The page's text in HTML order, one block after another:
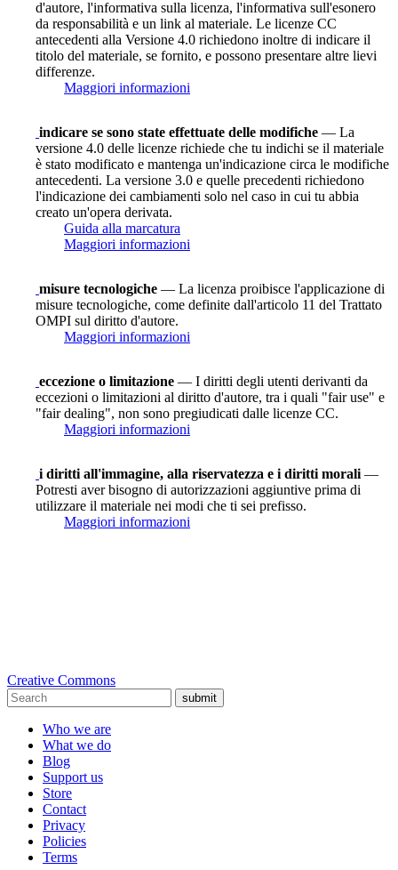
d'autore, l'informativa sulla licenza, l'informativa sull'esonero
da responsabilità e un link al materiale. Le licenze CC
antecedenti alla Versione 4.0 richiedono inoltre di indicare il
titolo del materiale, se fornito, e possono presentare altre lievi
differenze.
Maggiori informazioni
indicare se sono state effettuate delle modifiche — La
versione 4.0 delle licenze richiede che tu indichi se il materiale
è stato modificato e mantenga un'indicazione circa le modifiche
antecedenti. La versione 3.0 e quelle precedenti richiedono
l'indicazione dei cambiamenti solo nel caso in cui tu abbia
creato un'opera derivata.
Guida alla marcatura
Maggiori informazioni
misure tecnologiche — La licenza proibisce l'applicazione di
misure tecnologiche, come definite dall'articolo 11 del Trattato
OMPI sul diritto d'autore.
Maggiori informazioni
eccezione o limitazione — I diritti degli utenti derivanti da
eccezioni o limitazioni al diritto d'autore, tra i quali "fair use" e
"fair dealing", non sono pregiudicati dalle licenze CC.
Maggiori informazioni
i diritti all'immagine, alla riservatezza e i diritti morali —
Potresti aver bisogno di autorizzazioni aggiuntive prima di
utilizzare il materiale nei modi che ti sei prefisso.
Maggiori informazioni
Creative Commons
submit
Who we are
What we do
Blog
Support us
Store
Contact
Privacy
Policies
Terms